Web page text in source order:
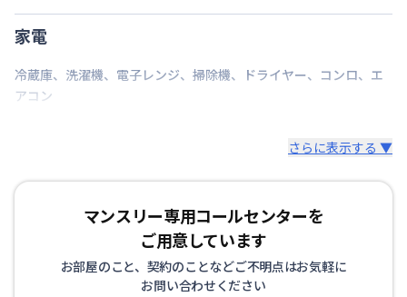
情報更新日 2026年7月26日
家電
冷蔵庫、 洗濯機、 電子レンジ、 掃除機、 ドライヤー、 コンロ、 エ
アコン
さらに表示する ▼
マンスリー専用コールセンターを
ご用意しています
お部屋のこと、契約のことなどご不明点はお気軽に
お問い合わせください